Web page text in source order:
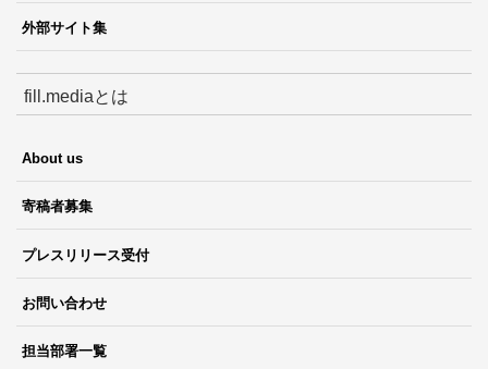
外部サイト集
fill.mediaとは
About us
寄稿者募集
プレスリリース受付
お問い合わせ
担当部署一覧